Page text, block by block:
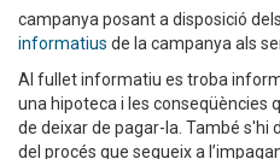
campanya posant a disposició
informatius de la campanya als
Al fullet informatiu es troba
una hipoteca i les conseqüències
de deixar de pagar-la. També s'hi
del procés que segueix a